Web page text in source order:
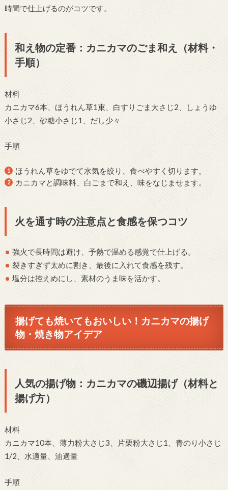
時間で仕上げるのがコツです。
和え物の定番：カニカマのごま和え（材料・
手順）
材料
カニカマ6本、ほうれん草1束、白すりごま大さじ2、しょうゆ
小さじ2、砂糖小さじ1、だし少々
手順
ほうれん草をゆでて水気を絞り、食べやすく切ります。
カニカマと調味料、白ごまで和え、味をなじませます。
火を通す時の注意点と食感を保つコツ
強火で長時間は避け、予熱で温める感覚で仕上げる。
裂きすぎず太めに割き、最後に入れて食感を残す。
塩分は控えめにし、素材のうま味を活かす。
揚げても焼いてもおいしい！カニカマの揚げ
物・焼き物アイデア
人気の揚げ物：カニカマの磯辺揚げ（材料と
揚げ方）
材料
カニカマ10本、薄力粉大さじ3、片栗粉大さじ1、青のり小さじ
1/2、水適量、油適量
手順